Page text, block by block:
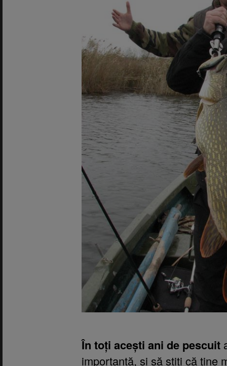
În toți acești ani de pescuit
importantă, și să știți că ține